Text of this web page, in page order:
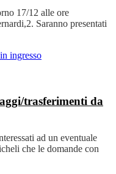
17/12 alle ore
Saranno presentati
ingresso
trasferimenti da
ad un eventuale
che le domande con